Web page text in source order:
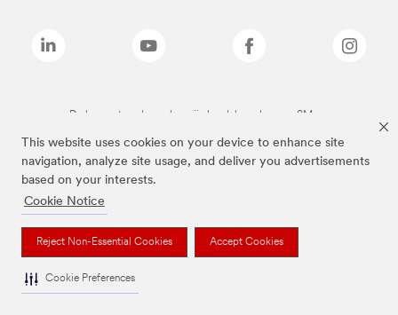
This website uses cookies on your device to enhance site
navigation, analyze site usage, and deliver you advertisements
based on your interests.
Cookie Notice
Reject Non-Essential Cookies Accept Cookies
Cookie Preferences
De bovenstaande merken zijn handelsmerken van 3M.we